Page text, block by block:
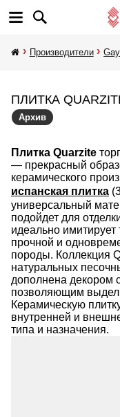
Производители
ПЛИТКА
Архив
Плитка Quarzite
— прекрасный
керамического
испанская плитка
универсальный
подойдет для
идеально имитирует
прочной и
породы. Коллекция
натуральных
дополнена декором
позволяющим
Керамическую
внутренней и
типа и назначения.